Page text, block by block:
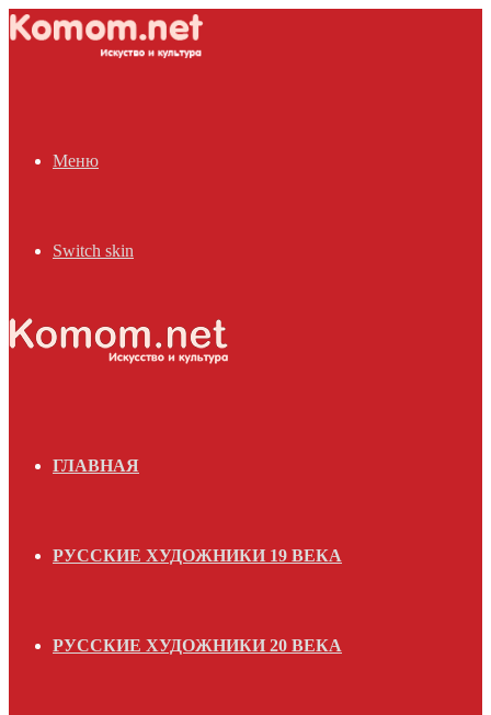
Меню
Switch skin
ГЛАВНАЯ
РУССКИЕ ХУДОЖНИКИ 19 ВЕКА
РУССКИЕ ХУДОЖНИКИ 20 ВЕКА